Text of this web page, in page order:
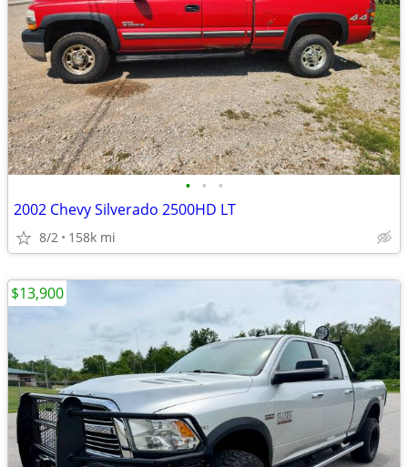
• • •
2002 Chevy Silverado 2500HD LT
8/2 158k mi
$13,900